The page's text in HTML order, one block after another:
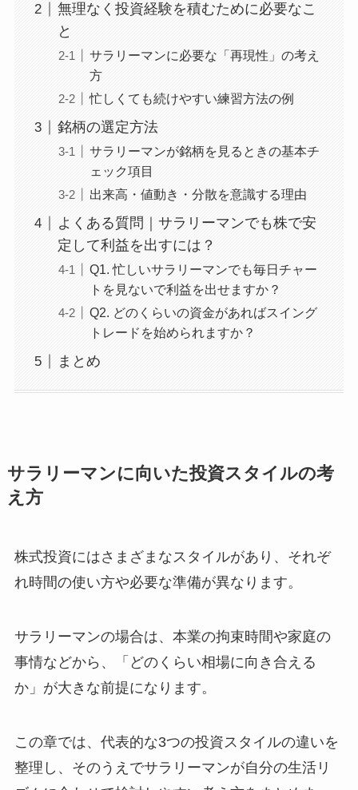
無理なく投資経験を積むために必要なこ
と
サラリーマンに必要な「再現性」の考え
方
忙しくても続けやすい練習方法の例
銘柄の選定方法
サラリーマンが銘柄を見るときの基本チ
ェック項目
出来高・値動き・分散を意識する理由
よくある質問｜サラリーマンでも株で安
定して利益を出すには？
Q1. 忙しいサラリーマンでも毎日チャー
トを見ないで利益を出せますか？
Q2. どのくらいの資金があればスイング
トレードを始められますか？
まとめ
サラリーマンに向いた投資スタイルの考
え方
株式投資にはさまざまなスタイルがあり、それぞ
れ時間の使い方や必要な準備が異なります。
サラリーマンの場合は、本業の拘束時間や家庭の
事情などから、「どのくらい相場に向き合える
か」が大きな前提になります。
この章では、代表的な3つの投資スタイルの違いを
整理し、そのうえでサラリーマンが自分の生活リ